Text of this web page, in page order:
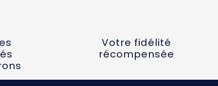
Votre fidélité
récompensée